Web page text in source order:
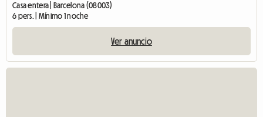
Casa entera | Barcelona (08003)
6 pers. | Mínimo 1 noche
Ver anuncio